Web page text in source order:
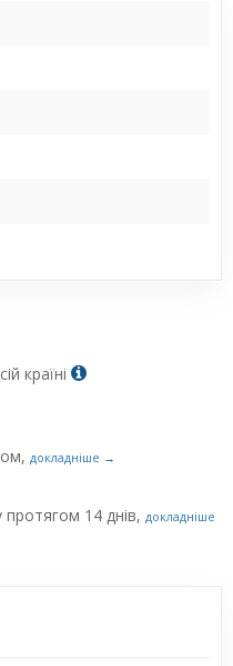
країні
докладніше →
14 днів, докладніше